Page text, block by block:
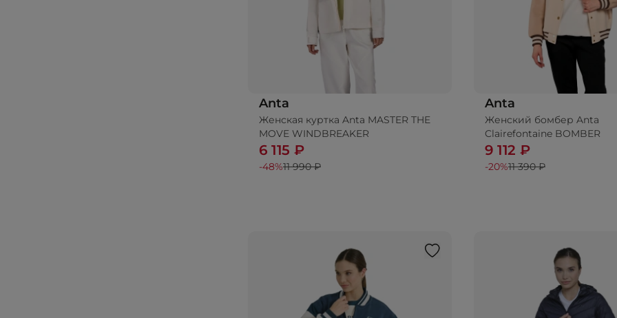
Anta
Женская куртка Anta MASTER THE
MOVE WINDBREAKER
6 115 ₽
-48%11 990 ₽
Добавить в корзину
Anta
Женский бомбер Anta
Clairefontaine BOMBER
9 112 ₽
-20%11 390 ₽